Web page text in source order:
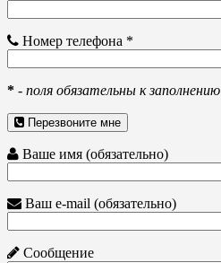
Номер телефона *
* - поля обязательны к заполнению
Перезвоните мне
Ваше имя (обязательно)
Ваш e-mail (обязательно)
Сообщение